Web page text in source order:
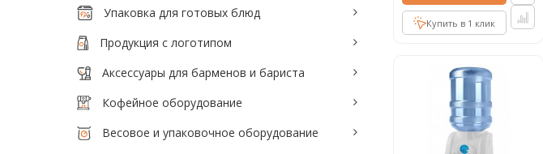
Купить в 1 клик
Упаковка для готовых блюд
Продукция с логотипом
Аксессуары для барменов и бариста
Кофейное оборудование
Весовое и упаковочное оборудование